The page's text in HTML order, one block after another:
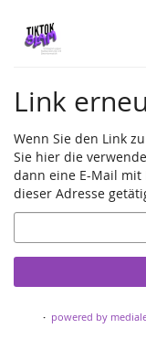
Haupt-
Inhalt
Link
Wenn Sie den Link
Sie hier die
dann eine E-Mail
dieser Adresse
E-
Mail
powered by